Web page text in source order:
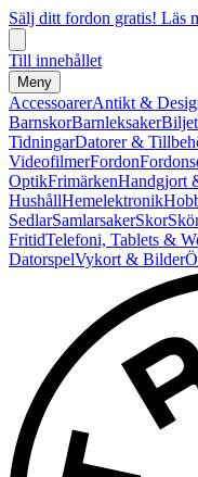
Sälj ditt fordon gratis! Läs
Till innehållet
Meny
AccessoarerAntikt &
BarnskorBarnleksaker
TidningarDatorer &
VideofilmerFordon
OptikFrimärkenHandgjort
HushållHemelektronik
SedlarSamlarsakerSkor
FritidTelefoni, Tablets &
DatorspelVykort & Bilder